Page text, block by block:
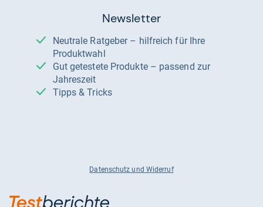
Newsletter
Neutrale Ratgeber – hilfreich für Ihre
Produktwahl
Gut getestete Produkte – passend zur
Jahreszeit
Tipps & Tricks
Datenschutz und Widerruf